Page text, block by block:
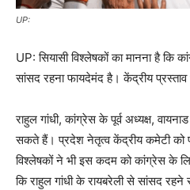
UP:
UP: सियासी विश्लेषकों का मानना है कि
सांसद रहना फायदेमंद है। केंद्रीय प्रस्ताव
राहुल गांधी, कांग्रेस के पूर्व अध्यक्ष,
सकते हैं। प्रदेश नेतृत्व केंद्रीय कमेटी को
विश्लेषकों ने भी इस कदम को कांग्रेस के
कि राहुल गांधी के रायबरेली से सांसद रहने